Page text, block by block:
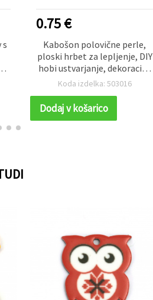
s
0.75 €
Kabošon polovične perle,
ploski hrbet za lepljenje, DIY
hobi ustvarjanje, dekoracija,
scrapbooking, dekupaž, 3 x
Koda izdelka: 503016
Dodaj v košarico